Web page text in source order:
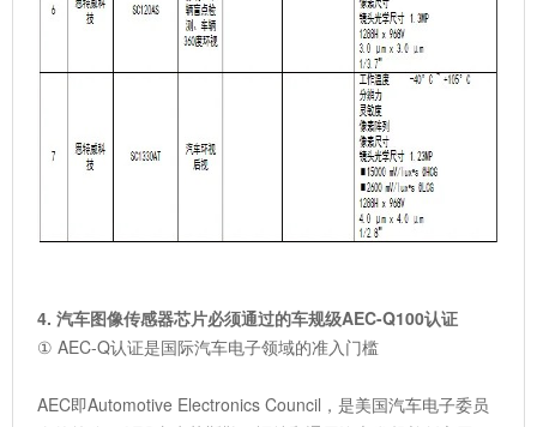
4. 汽车图像传感器芯片必须通过的车规级AEC-Q100认证
① AEC-Q认证是国际汽车电子领域的准入门槛
AEC即Automotive Electronics Council，是美国汽车电子委员